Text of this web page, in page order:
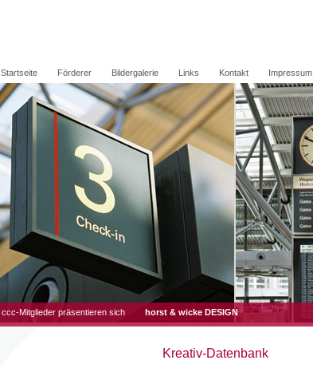
Kreativ-Datenbank
ccc-Mitglieder präsentieren sich horst & wicke DESIGN
Startseite Förderer Bildergalerie Links Kontakt Impressum